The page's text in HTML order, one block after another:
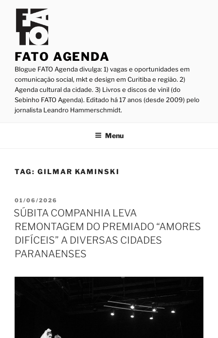
conteúdo
FATO AGENDA
Blogue FATO Agenda divulga: 1) vagas e oportunidades em
comunicação social, mkt e design em Curitiba e região. 2)
Agenda cultural da cidade. 3) Livros e discos de vinil (do
Sebinho FATO Agenda). Editado há 17 anos (desde 2009) pelo
jornalista Leandro Hammerschmidt.
Menu
TAG: GILMAR KAMINSKI
PUBLICADO
EM
01/06/2026
SÚBITA COMPANHIA LEVA
REMONTAGEM DO PREMIADO “AMORES
DIFÍCEIS” A DIVERSAS CIDADES
PARANAENSES